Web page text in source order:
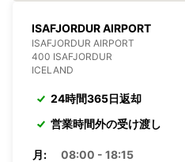
ISAFJORDUR AIRPORT
ISAFJORDUR AIRPORT
400 ISAFJORDUR
ICELAND
24時間365日返却
営業時間外の受け渡し
月:
08:00 - 18:15